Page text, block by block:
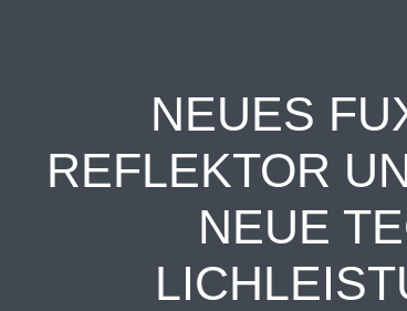
NEUES
REFLEKTOR
NEUE